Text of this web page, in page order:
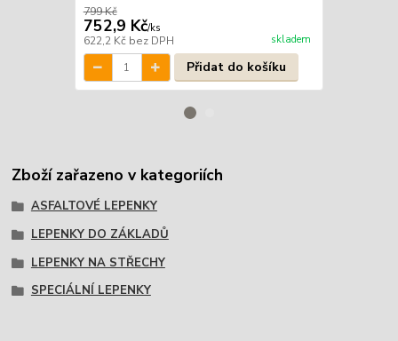
799 Kč
752,9 Kč/ks
622,2 Kč bez DPH skladem
Přidat do košíku
Zboží zařazeno v kategoriích
ASFALTOVÉ LEPENKY
LEPENKY DO ZÁKLADŮ
LEPENKY NA STŘECHY
SPECIÁLNÍ LEPENKY